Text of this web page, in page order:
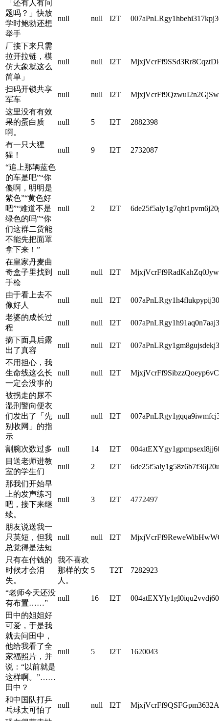
「还有人有问
题吗？」快放
学时鲍勃还想
举手
null null I2T
厂接下来只需
拉开拉链，模
仿大象就这么
简单」
null null I2T
扫码开锁共享
军车
null null I2T
这里没有有效
果的蛋白质
啊。
null 5 I2T 2882398
有一只大猩
猩！
null 9 I2T 2732087
“追上那辆蓝色
的车是吧”“你
傻啊，明明是
紫色”“黄色好
吧”“难道不是
绿色的吗”“你
们这群二货能
不能先把面罩
拿下来！”
null 2 I2T
在皇家丹麦曲
奇盒子里找到
手枪
null null I2T
由于看上去不
像好人
null null I2T
老婆的成长过
程
null null I2T
摘下面具后露
出了真容
null null I2T
不用担心，我
生命线这么长
一定会没事的
null null I2T
被拐走的尿不
湿刑警向便衣
们发出了「先
别收网」的指
示
null null I2T
割腕次数过多 null 14 I2T
目送老师进教
室的学生们
null 2 I2T
那我们开始早
上的发声练习
吧，接下来继
续。
null 3 I2T 4772497
朋友说送我一
只英短，但我
总觉得是法短
null null I2T
只有在付钱的
时候才会消
失。
我不喜欢
那样的女
人。
5 T2T 7282923
“老师今天还没
有布置……”
null 16 I2T
田中的姐姐好
可爱，于是我
就去问田中，
他给我看了全
家福照片，并
说：“以前就是
这样啊。”……
田中？
null 5 I2T 1620043
和中国队打乒
乓球太可怕了
null null I2T